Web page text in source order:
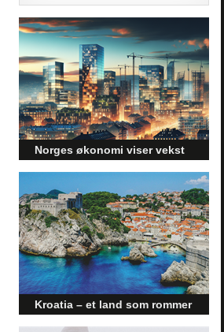
Norges økonomi viser vekst
og påvirker byggebransjen
Den norske økonomien har vist
jevn vekst de siste tre kvartalene,
noe som skaper optimisme på
tvers av ulike sektorer.
Byggebransjen er spesielt godt
posisjonert til å dra nytte av denne
økonomiske oppgangen.
Kroatia – et land som rommer
mer enn kysten